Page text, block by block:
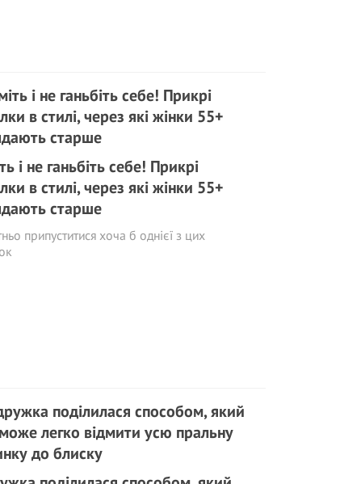
і не ганьбіть себе! Прикрі
в стилі, через які жінки 55+
старше
припуститися хоча б однієї з цих